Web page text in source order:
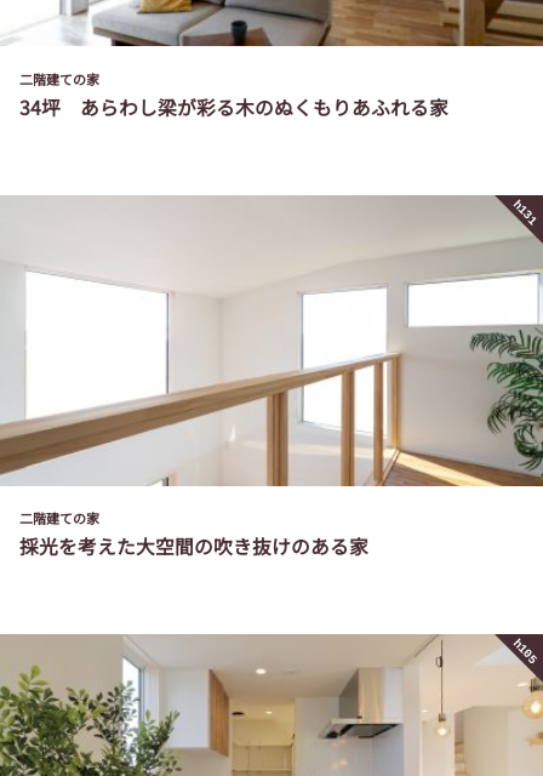
二階建ての家
34坪 あらわし梁が彩る木のぬくもりあふれる家
h131
二階建ての家
採光を考えた大空間の吹き抜けのある家
h105